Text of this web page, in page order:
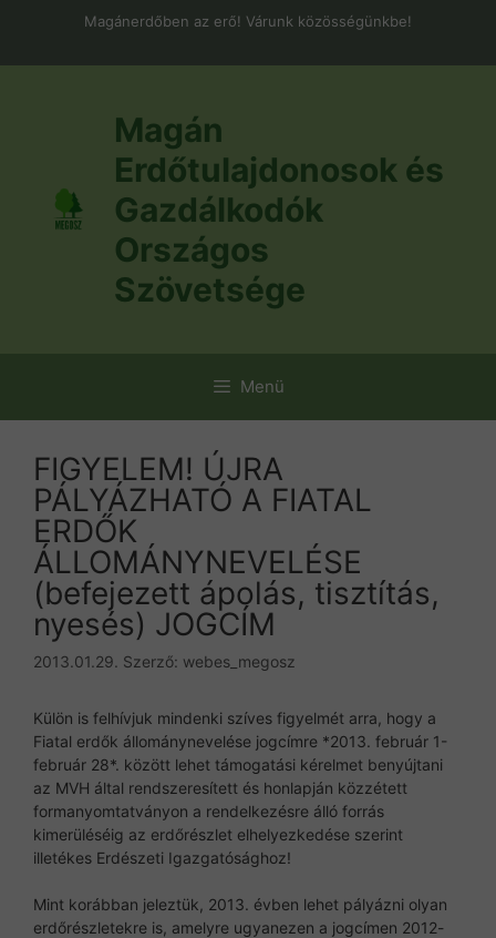
Magánerdőben az erő! Várunk közösségünkbe!
Magán
Erdőtulajdonosok és
Gazdálkodók
Országos
Szövetsége
Menü
FIGYELEM! ÚJRA
PÁLYÁZHATÓ A FIATAL
ERDŐK
ÁLLOMÁNYNEVELÉSE
(befejezett ápolás, tisztítás,
nyesés) JOGCÍM
2013.01.29. Szerző: webes_megosz
Külön is felhívjuk mindenki szíves figyelmét arra, hogy a
Fiatal erdők állománynevelése jogcímre *2013. február 1-
február 28*. között lehet támogatási kérelmet benyújtani
az MVH által rendszeresített és honlapján közzétett
formanyomtatványon a rendelkezésre álló forrás
kimerüléséig az erdőrészlet elhelyezkedése szerint
illetékes Erdészeti Igazgatósághoz!
Mint korábban jeleztük, 2013. évben lehet pályázni olyan
erdőrészletekre is, amelyre ugyanezen a jogcímen 2012-